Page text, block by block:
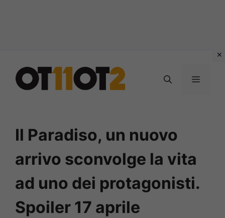
contenuto
MENU
Il Paradiso, un nuovo
arrivo sconvolge la vita
ad uno dei protagonisti.
Spoiler 17 aprile